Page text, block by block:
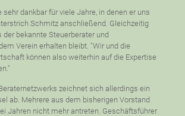
sehr dankbar für viele Jahre, in denen er uns
Schmitz anschließend. Gleichzeitig
der bekannte Steuerberater und
Verein erhalten bleibt. "Wir und die
können also weiterhin auf die Expertise
zeichnet sich allerdings ein
ab. Mehrere aus dem bisherigen Vorstand
Jahren nicht mehr antreten. Geschäftsführer